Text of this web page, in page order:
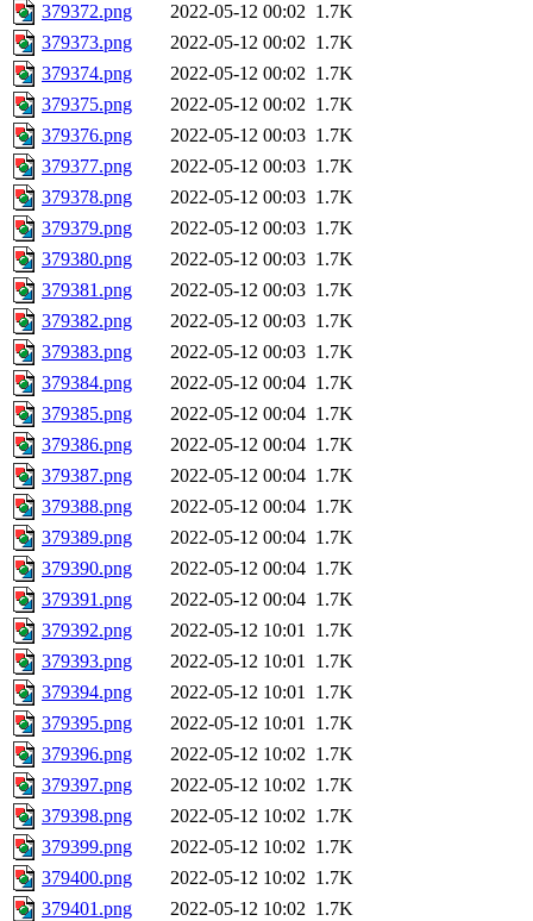
379372.png
2022-05-12 00:02 1.7K
379373.png
2022-05-12 00:02 1.7K
379374.png
2022-05-12 00:02 1.7K
379375.png
2022-05-12 00:02 1.7K
379376.png
2022-05-12 00:03 1.7K
379377.png
2022-05-12 00:03 1.7K
379378.png
2022-05-12 00:03 1.7K
379379.png
2022-05-12 00:03 1.7K
379380.png
2022-05-12 00:03 1.7K
379381.png
2022-05-12 00:03 1.7K
379382.png
2022-05-12 00:03 1.7K
379383.png
2022-05-12 00:03 1.7K
379384.png
2022-05-12 00:04 1.7K
379385.png
2022-05-12 00:04 1.7K
379386.png
2022-05-12 00:04 1.7K
379387.png
2022-05-12 00:04 1.7K
379388.png
2022-05-12 00:04 1.7K
379389.png
2022-05-12 00:04 1.7K
379390.png
2022-05-12 00:04 1.7K
379391.png
2022-05-12 00:04 1.7K
379392.png
2022-05-12 10:01 1.7K
379393.png
2022-05-12 10:01 1.7K
379394.png
2022-05-12 10:01 1.7K
379395.png
2022-05-12 10:01 1.7K
379396.png
2022-05-12 10:02 1.7K
379397.png
2022-05-12 10:02 1.7K
379398.png
2022-05-12 10:02 1.7K
379399.png
2022-05-12 10:02 1.7K
379400.png
2022-05-12 10:02 1.7K
379401.png
2022-05-12 10:02 1.7K